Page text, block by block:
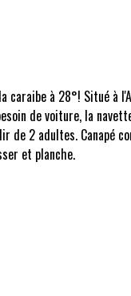
caraibe à 28°! Situé
de voiture, la
2 adultes. Canapé
et planche.